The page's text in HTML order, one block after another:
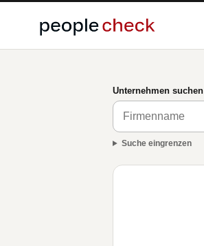
Unternehmen suchen
Suche eingrenzen